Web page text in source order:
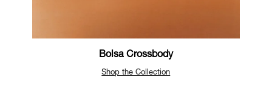
Bolsa Crossbody
Shop the Collection